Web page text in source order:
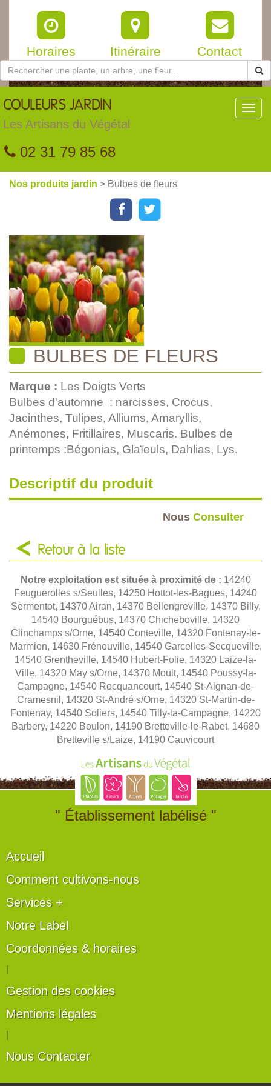
Horaires Itinéraire Contact
COULEURS JARDIN
Les Artisans du Végétal
02 31 79 85 68
Nos produits jardin > Bulbes de fleurs
BULBES DE FLEURS
Marque : Les Doigts Verts
Bulbes d'automne : narcisses, Crocus,
Jacinthes, Tulipes, Alliums, Amaryllis,
Anémones, Fritillaires, Muscaris. Bulbes de
printemps :Bégonias, Glaïeuls, Dahlias, Lys.
Descriptif du produit
Nous Consulter
Retour à la liste
Notre exploitation est située à proximité de : 14240
Feuguerolles s/Seulles, 14250 Hottot-les-Bagues, 14240
Sermentot, 14370 Airan, 14370 Bellengreville, 14370 Billy,
14540 Bourguébus, 14370 Chicheboville, 14320
Clinchamps s/Orne, 14540 Conteville, 14320 Fontenay-le-
Marmion, 14630 Frénouville, 14540 Garcelles-Secqueville,
14540 Grentheville, 14540 Hubert-Folie, 14320 Laize-la-
Ville, 14320 May s/Orne, 14370 Moult, 14540 Poussy-la-
Campagne, 14540 Rocquancourt, 14540 St-Aignan-de-
Cramesnil, 14320 St-André s/Orne, 14320 St-Martin-de-
Fontenay, 14540 Soliers, 14540 Tilly-la-Campagne, 14220
Barbery, 14220 Boulon, 14190 Bretteville-le-Rabet, 14680
Bretteville s/Laize, 14190 Cauvicourt
" Établissement labélisé "
Accueil
Comment cultivons-nous
Services +
Notre Label
Coordonnées & horaires
Gestion des cookies
Mentions légales
Nous Contacter